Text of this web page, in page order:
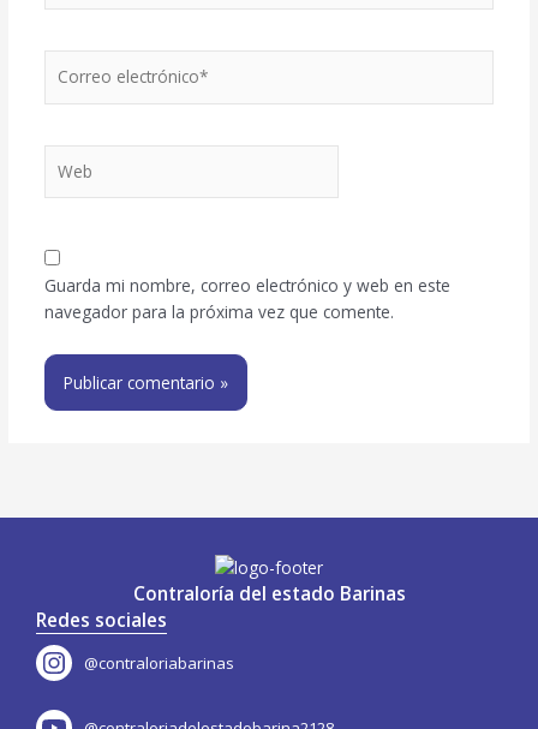
electrónico*
Guarda mi nombre, correo electrónico y web en este
navegador para la próxima vez que comente.
Contraloría del estado Barinas
Redes sociales
@contraloriabarinas